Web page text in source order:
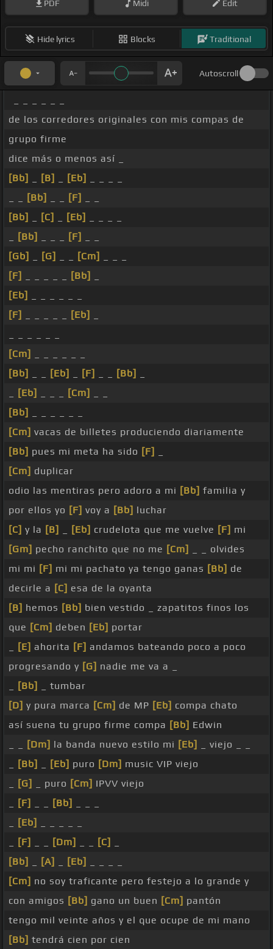
PDF Midi Edit
Hide lyrics Blocks Traditional
Autoscroll
de los corredores originales con mis compas de
grupo firme
dice más o menos así _
[Bb]
[B] [Eb]
[Bb] [F]
[Bb]
[C] [Eb]
[Bb] [F]
[Gb]
[G] [Cm]
[F]
[Bb]
[Eb]
[F]
[Eb]
[Cm]
[Bb]
[Eb] [F] [Bb]
[Eb] [Cm]
[Bb]
[Cm] vacas de billetes produciendo diariamente
[Bb] pues mi meta ha sido [F]
[Cm] duplicar
odio las mentiras pero adoro a mi [Bb] familia y
por ellos yo [F] voy a [Bb] luchar
[C] y la [B] [Eb] crudelota que me vuelve [F] mi
[Gm] pecho ranchito que no me [Cm]
_ _ olvides
mi mi [F] mi mi pachato ya tengo ganas [Bb] de
decirle a [C] esa de la oyanta
[B] hemos [Bb] bien vestido _ zapatitos finos los
que [Cm] deben [Eb] portar
[E] ahorita [F] andamos bateando poco a poco
progresando y [G] nadie me va a _
[Bb]
_ tumbar
[D] y pura marca [Cm] de MP [Eb] compa chato
así suena tu grupo firme compa [Bb] Edwin
[Dm] la banda nuevo estilo mi [Eb]
_ viejo _ _
[Bb] [Eb] puro [Dm] music VIP viejo
[G] _ puro [Cm] IPVV viejo
[F] [Bb]
[Eb]
[F] [Dm] [C]
[Bb]
[A] [Eb]
[Cm] no soy traficante pero festejo a lo grande y
con amigos [Bb] gano un buen [Cm] pantón
tengo mil veinte años y el que ocupe de mi mano
[Bb] tendrá cien por cien